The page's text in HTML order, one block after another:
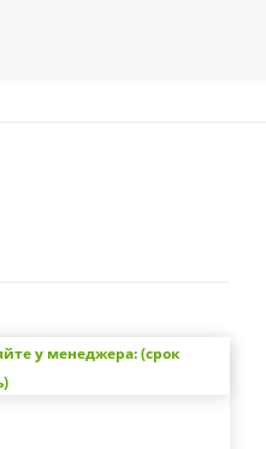
у менеджера: (срок